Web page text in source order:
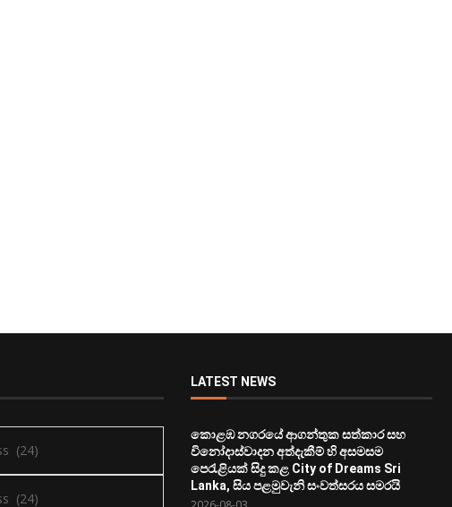
LATEST NEWS
කොළඹ නගරයේ ආගන්තුක සත්කාර සහ
විනෝදාස්වාදන අත්දැකීම් හි අසමසම
පෙරැළියක් සිදු කළ City of Dreams Sri
Lanka, සිය පළමුවැනි සංවත්සරය සමරයි